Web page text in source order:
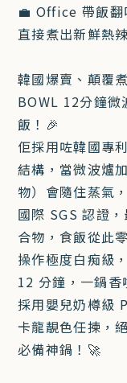
💼 Office 帶飯翻
直接煮出新鮮熱
韓國爆賣、顛覆
BOWL 12分鐘微
飯！🎉
佢採用咗韓國專
結構，當微波爐
物）會隨住蒸氣
國際 SGS 認證
合物，食飯從此
操作極度白痴級
12 分鐘，一鍋香
採用嬰兒奶樽級
卡龍靚色任揀，
必備神鍋！🚀